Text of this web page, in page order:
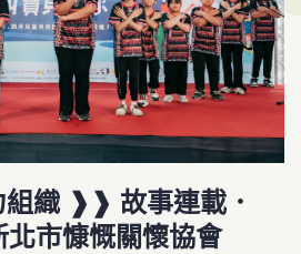
組織 ❱❱ 故事連載．
市慷慨關懷協會